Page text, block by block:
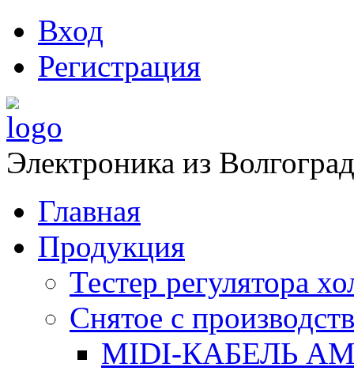
Вход
Регистрация
Электроника из
Главная
Продукция
Тестер регулятора
Снятое с
MIDI-КАБЕЛЬ